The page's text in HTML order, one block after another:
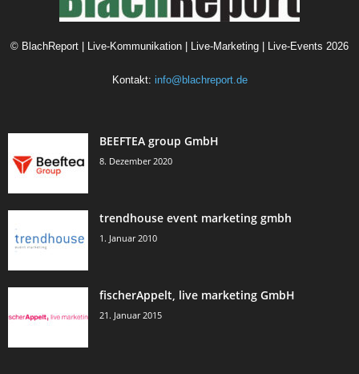
© BlachReport | Live-Kommunikation | Live-Marketing | Live-Events 2026
Kontakt: info@blachreport.de
BEEFTEA group GmbH
8. Dezember 2020
trendhouse event marketing gmbh
1. Januar 2010
fischerAppelt, live marketing GmbH
21. Januar 2015